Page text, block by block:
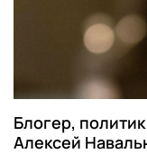
Блогер,
Алексей